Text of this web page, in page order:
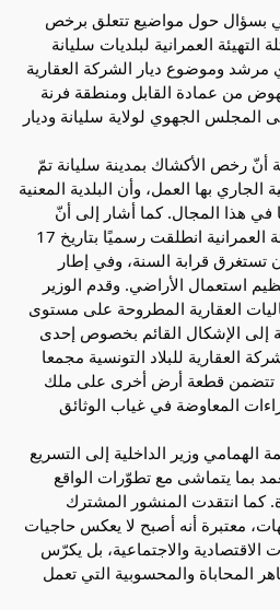
بسؤال حول مواضيع تتعلق برخص
التهيئة العمرانية لبلديات سليانة
مرشد وموضوع ديار الشركة العقارية
من عمادة القابل ومنطقة فرنة
المجلس الجهوي لولاية سليانة وديار
أنّ رخص الأكشاك بمدينة سليانة تمّ
الجاري بها العمل، وأن البلدية المعنية
في هذا المجال. كما أشار إلى أنّ
الدراسة المتعلقة بأمثلة التهيئة العمرانية انطلقت رسميًا بتاريخ 17
أن تستغرق قرابة السنة، وفي إطار
استعمال الأراضي. وقدم الوزير
العقارية المطروحة على مستوى
إلى الإشكال القائم بخصوص إحدى
العقارية للبلاد التونسية مجمعا
تتضمن قطعة أرض أخرى على ملك
المعاوضة في غياب الوثائق
الهمامي وزير الداخلية إلى التسريع
بما يتماشى مع تطوّرات الواقع
كما انتقدت المنشور المشترك
معتبرة أنه أصبح لا يعكس حاجيات
الاقتصادية والاجتماعية، بل يكرّس
المحاباة والمحسوبية التي تعمل